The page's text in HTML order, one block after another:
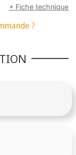
+ Fiche technique
?